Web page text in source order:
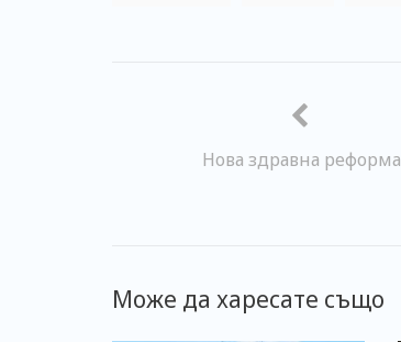
Нова здравна реформа
Може да харесате също